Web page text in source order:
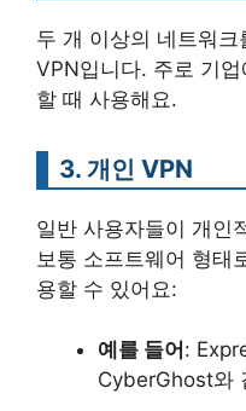
두 개 이상의 네트워
VPN입니다. 주로 기
할 때 사용해요.
3. 개인 VPN
일반 사용자들이 개인
보통 소프트웨어 형태
용할 수 있어요:
예를 들어 :
CyberGhost와